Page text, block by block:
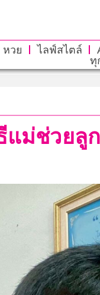
หวย ไลฟ์สไตล์
ทุ
แม่ช่วย